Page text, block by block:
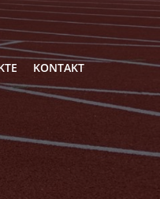
KONTAKT